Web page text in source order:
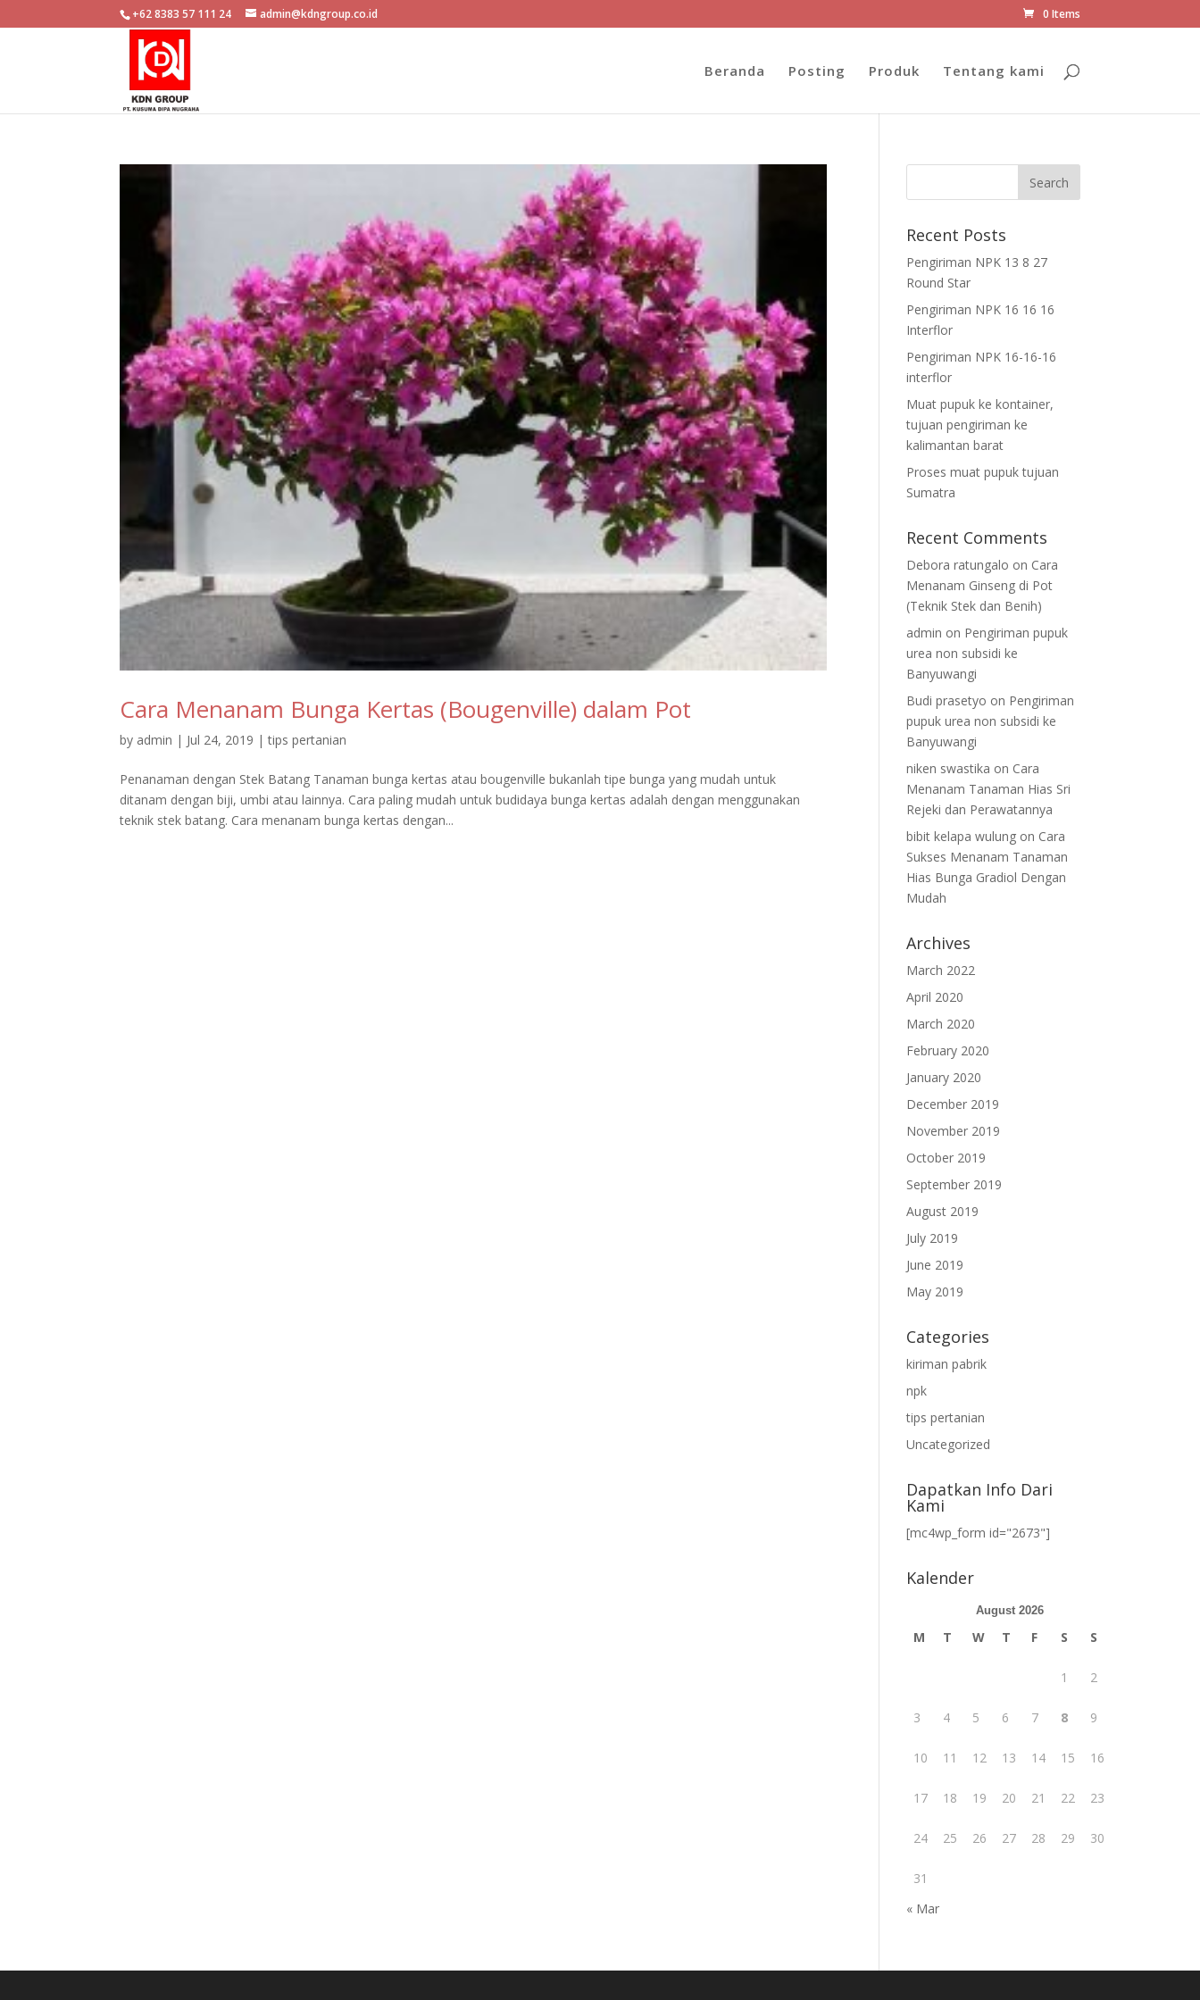
+62 8383 57 111 24 admin@kdngroup.co.id 0 Items
Beranda Posting Produk Tentang kami
Cara Menanam Bunga Kertas (Bougenville) dalam Pot
by admin | Jul 24, 2019 |tips pertanian
Penanaman dengan Stek Batang Tanaman bunga kertas atau bougenville bukanlah tipe bunga yang mudah untuk
ditanam dengan biji, umbi atau lainnya. Cara paling mudah untuk budidaya bunga kertas adalah dengan menggunakan
teknik stek batang. Cara menanam bunga kertas dengan...
Recent Posts
Pengiriman NPK 13 8 27
Round Star
Pengiriman NPK 16 16 16
Interflor
Pengiriman NPK 16-16-16
interflor
Muat pupuk ke kontainer,
tujuan pengiriman ke
kalimantan barat
Proses muat pupuk tujuan
Sumatra
Recent Comments
Debora ratungalo on Cara
Menanam Ginseng di Pot
(Teknik Stek dan Benih)
admin on Pengiriman pupuk
urea non subsidi ke
Banyuwangi
Budi prasetyo on Pengiriman
pupuk urea non subsidi ke
Banyuwangi
niken swastika on Cara
Menanam Tanaman Hias Sri
Rejeki dan Perawatannya
bibit kelapa wulung on Cara
Sukses Menanam Tanaman
Hias Bunga Gradiol Dengan
Mudah
Archives
March 2022
April 2020
March 2020
February 2020
January 2020
December 2019
November 2019
October 2019
September 2019
August 2019
July 2019
June 2019
May 2019
Categories
kiriman pabrik
npk
tips pertanian
Uncategorized
Dapatkan Info Dari
Kami
[mc4wp_form id="2673"]
Kalender
August 2026
M T W T F S S
1 2
3 4 5 6 7 8 9
10 11 12 13 14 15 16
17 18 19 20 21 22 23
24 25 26 27 28 29 30
31
« Mar